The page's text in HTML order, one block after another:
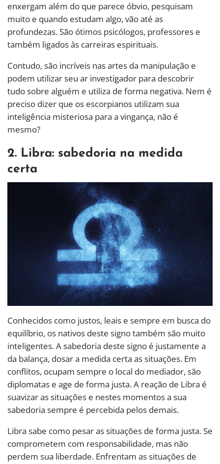
enxergam além do que parece óbvio, pesquisam
muito e quando estudam algo, vão até as
profundezas. São ótimos psicólogos, professores e
também ligados às carreiras espirituais.
Contudo, são incríveis nas artes da manipulação e
podem utilizar seu ar investigador para descobrir
tudo sobre alguém e utiliza de forma negativa. Nem é
preciso dizer que os escorpianos utilizam sua
inteligência misteriosa para a vingança, não é
mesmo?
2. Libra: sabedoria na medida
certa
Conhecidos como justos, leais e sempre em busca do
equilíbrio, os nativos deste signo também são muito
inteligentes. A sabedoria deste signo é justamente a
da balança, dosar a medida certa as situações. Em
conflitos, ocupam sempre o local do mediador, são
diplomatas e age de forma justa. A reação de Libra é
suavizar as situações e nestes momentos a sua
sabedoria sempre é percebida pelos demais.
Libra sabe como pesar as situações de forma justa. Se
comprometem com responsabilidade, mas não
perdem sua liberdade. Enfrentam as situações de